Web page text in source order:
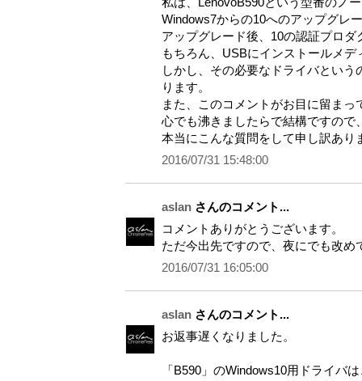
Windows7からの10へのアップグレ
アップグレード後、10の認証プロ
もちろん、USBにインストールメデ
しかし、その必要なドライバとい
ります。
また、このコメントがお目に留ま
心でも沸きましたらで結構ですの
本当にこんな質問をして申し訳あり
2016/07/31 15:48:00
aslan さんのコメント...
コメントありがとうございます。
ただ今出先ですので、夜にでも改
2016/07/31 16:05:00
aslan さんのコメント...
お返事遅くなりました。
「B590」のWindows10用ドライバ